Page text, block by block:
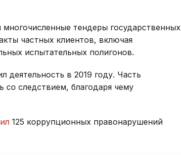
тендеры государственных
частных клиентов, включая
испытательных полигонов.
деятельность в 2019 году. Часть
со следствием, благодаря чему
125 коррупционных правонарушений